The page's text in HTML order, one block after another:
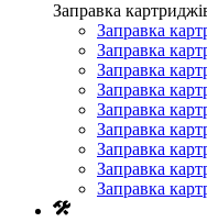
Заправка
Заправка
Заправка
Заправка
Заправка
Заправка
Заправка
Заправка
Заправка
Заправка